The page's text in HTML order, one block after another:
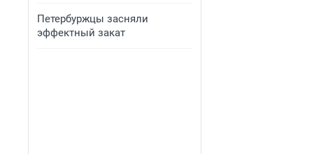
Петербуржцы засняли
эффектный закат